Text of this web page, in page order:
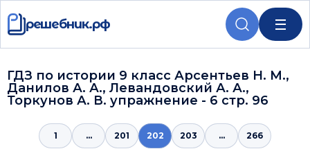
решебник.рф
ГДЗ по истории 9 класс Арсентьев Н. М.,
Данилов А. А., Левандовский А. А.,
Торкунов А. В. упражнение - 6 стр. 96
1 ... 201 202 203 ... 266